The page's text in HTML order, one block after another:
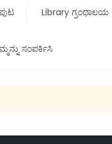
Library ಗ್ರಂಥಾಲಯ
ಸಂಪರ್ಕಿಸಿ